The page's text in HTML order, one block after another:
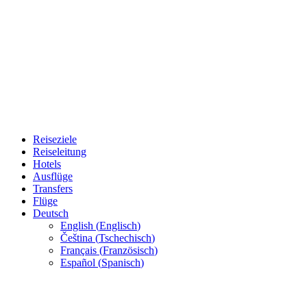
Reiseziele
Reiseleitung
Hotels
Ausflüge
Transfers
Flüge
Deutsch
English (Englisch)
Čeština (Tschechisch)
Français (Französisch)
Español (Spanisch)